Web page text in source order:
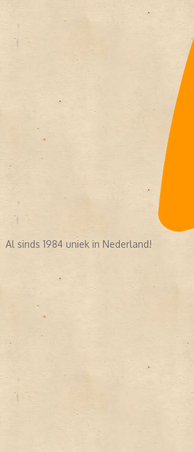
Al sinds 1984 uniek in Nederland!